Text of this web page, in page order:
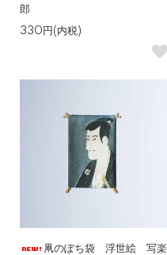
郎
330円(内税)
凧のぽち袋 浮世絵 写楽